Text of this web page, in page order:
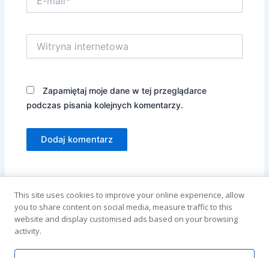
mail*
internetowa
Zapamiętaj moje dane w tej przeglądarce
podczas pisania kolejnych komentarzy.
This site uses cookies to improve your online experience, allow
you to share content on social media, measure traffic to this
website and display customised ads based on your browsing
activity.